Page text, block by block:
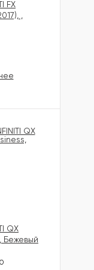
FX
,
QX
Бежевый